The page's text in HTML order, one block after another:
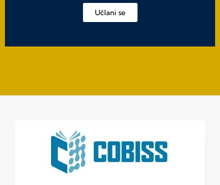
Učlani se